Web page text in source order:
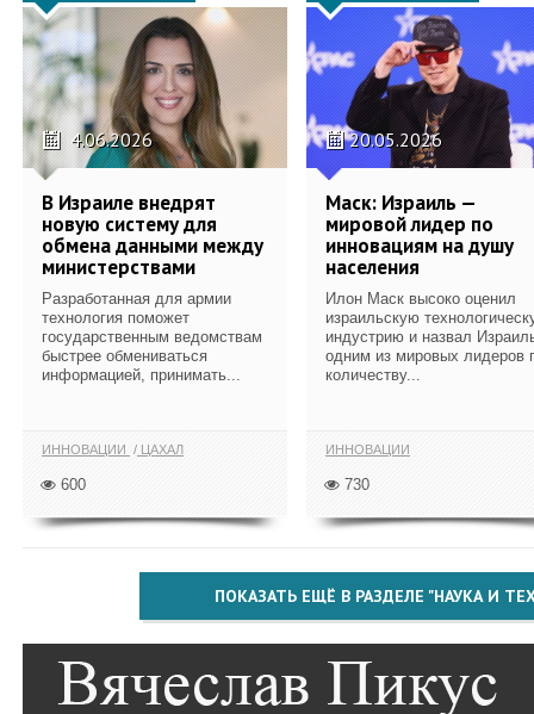
4.06.2026
В Израиле внедрят
новую систему для
обмена данными между
министерствами
Разработанная для армии
технология поможет
государственным ведомствам
быстрее обмениваться
информацией, принимать...
ИННОВАЦИИ ЦАХАЛ
600
20.05.2026
Маск: Израиль —
мировой лидер по
инновациям на душу
населения
Илон Маск высоко оценил
израильскую
индустрию и назвал
одним из мировых лидеров
количеству...
ИННОВАЦИИ
730
ПОКАЗАТЬ ЕЩЁ В РАЗДЕЛЕ "НАУКА И